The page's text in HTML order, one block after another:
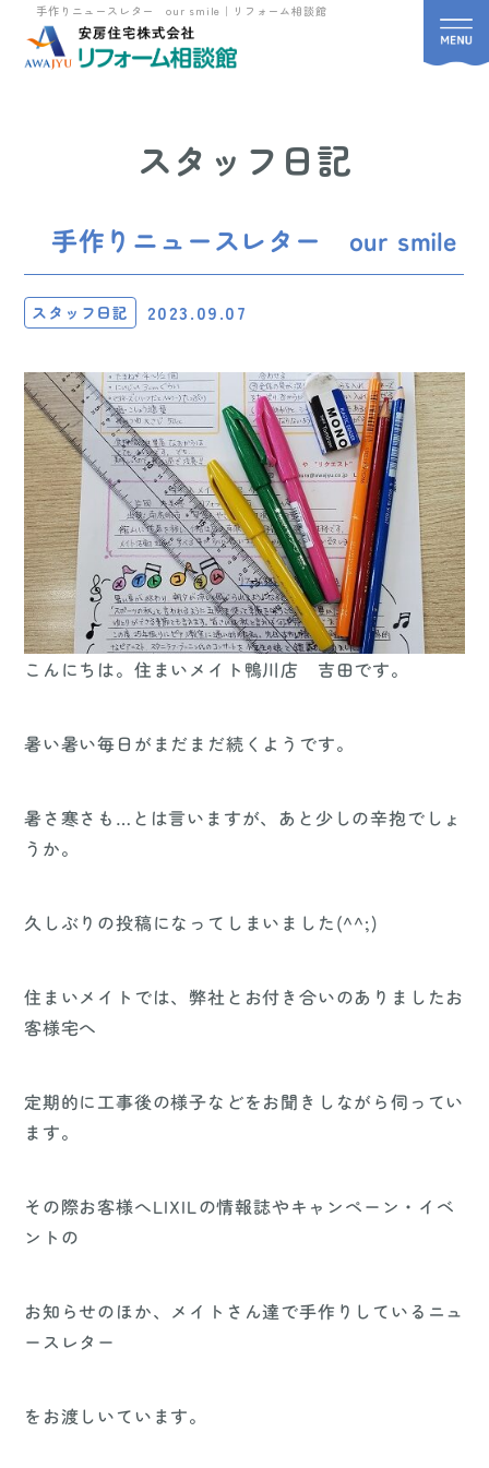
手作りニュースレター our smile｜リフォーム相談館
スタッフ日記
手作りニュースレター our smile
スタッフ日記 2023.09.07
こんにちは。住まいメイト鴨川店 吉田です。
暑い暑い毎日がまだまだ続くようです。
暑さ寒さも…とは言いますが、あと少しの辛抱でしょ
うか。
久しぶりの投稿になってしまいました(^^;)
住まいメイトでは、弊社とお付き合いのありましたお
客様宅へ
定期的に工事後の様子などをお聞きしながら伺ってい
ます。
その際お客様へLIXILの情報誌やキャンペーン・イベ
ントの
お知らせのほか、メイトさん達で手作りしているニュ
ースレター
をお渡しいています。